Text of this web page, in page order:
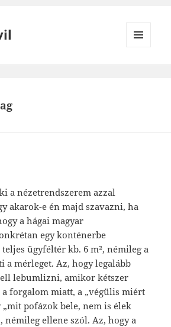
a nézetrendszerem azzal
akarok-e én majd szavazni, ha
a hágai magyar
egy konténerbe
ügyféltér kb. 6 m², némileg a
a mérleget. Az, hogy legalább
lebumlizni, amikor kétszer
forgalom miatt, a „végülis miért
„mit pofázok bele, nem is élek
némileg ellene szól. Az, hogy a